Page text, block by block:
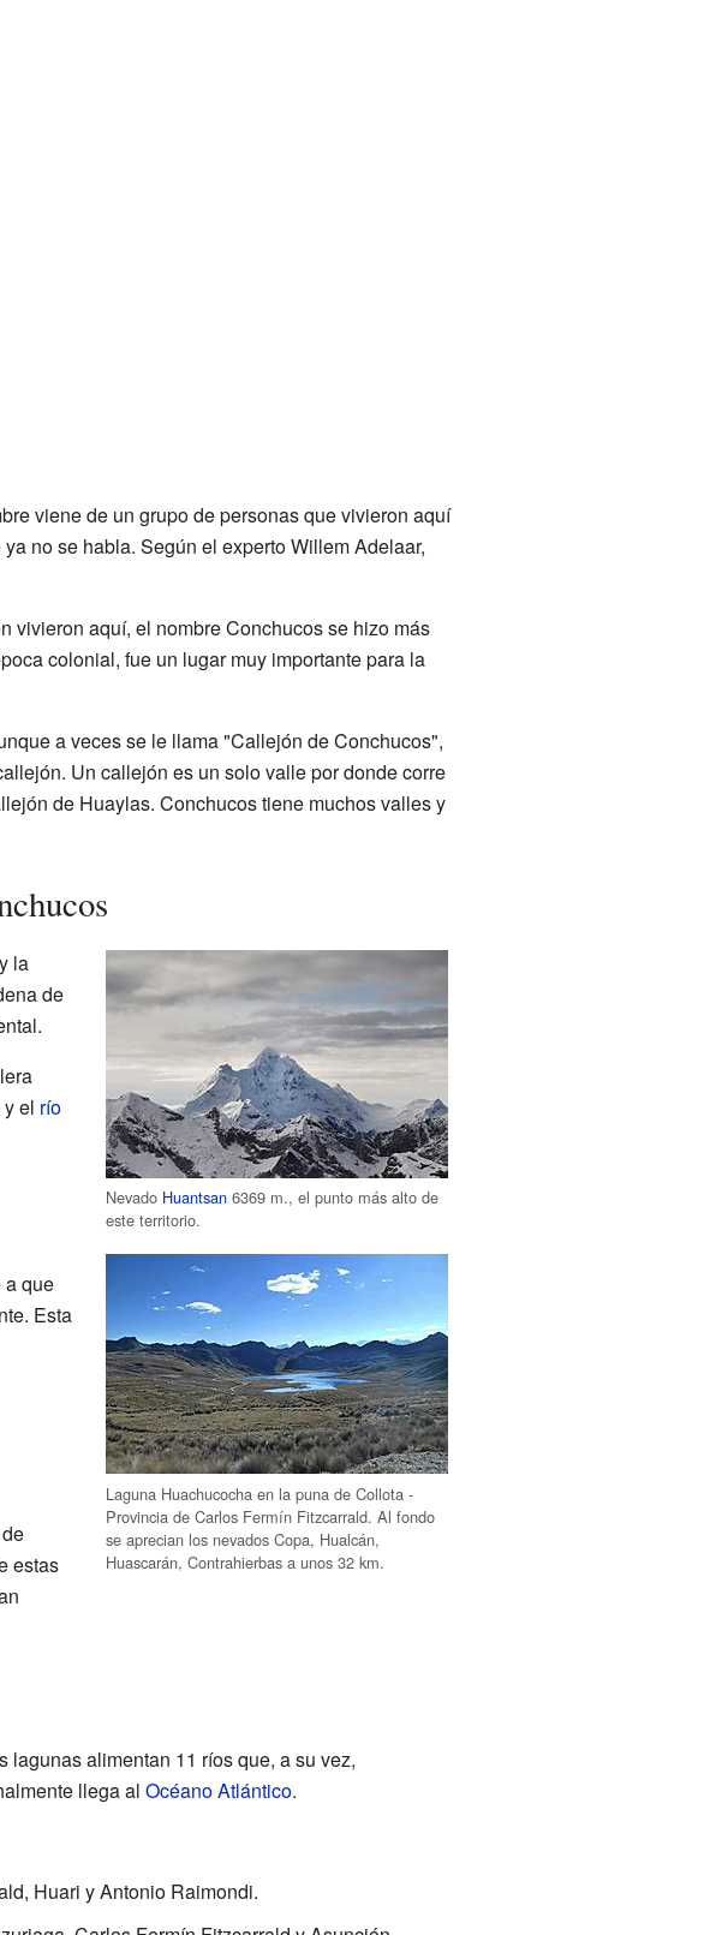
viene de un grupo de personas que vivieron aquí
no se habla. Según el experto Willem Adelaar,
vivieron aquí, el nombre Conchucos se hizo más
colonial, fue un lugar muy importante para la
a veces se le llama "Callejón de Conchucos",
Un callejón es un solo valle por donde corre
de Huaylas. Conchucos tiene muchos valles y
Nevado Huantsan 6369 m., el punto más alto de
este territorio.
Laguna Huachucocha en la puna de Collota -
Provincia de Carlos Fermín Fitzcarrald. Al fondo
se aprecian los nevados Copa, Hualcán,
Huascarán, Contrahierbas a unos 32 km.
la
de
y el río
a que
Esta
estas
alimentan 11 ríos que, a su vez,
llega al Océano Atlántico.
Huari y Antonio Raimondi.